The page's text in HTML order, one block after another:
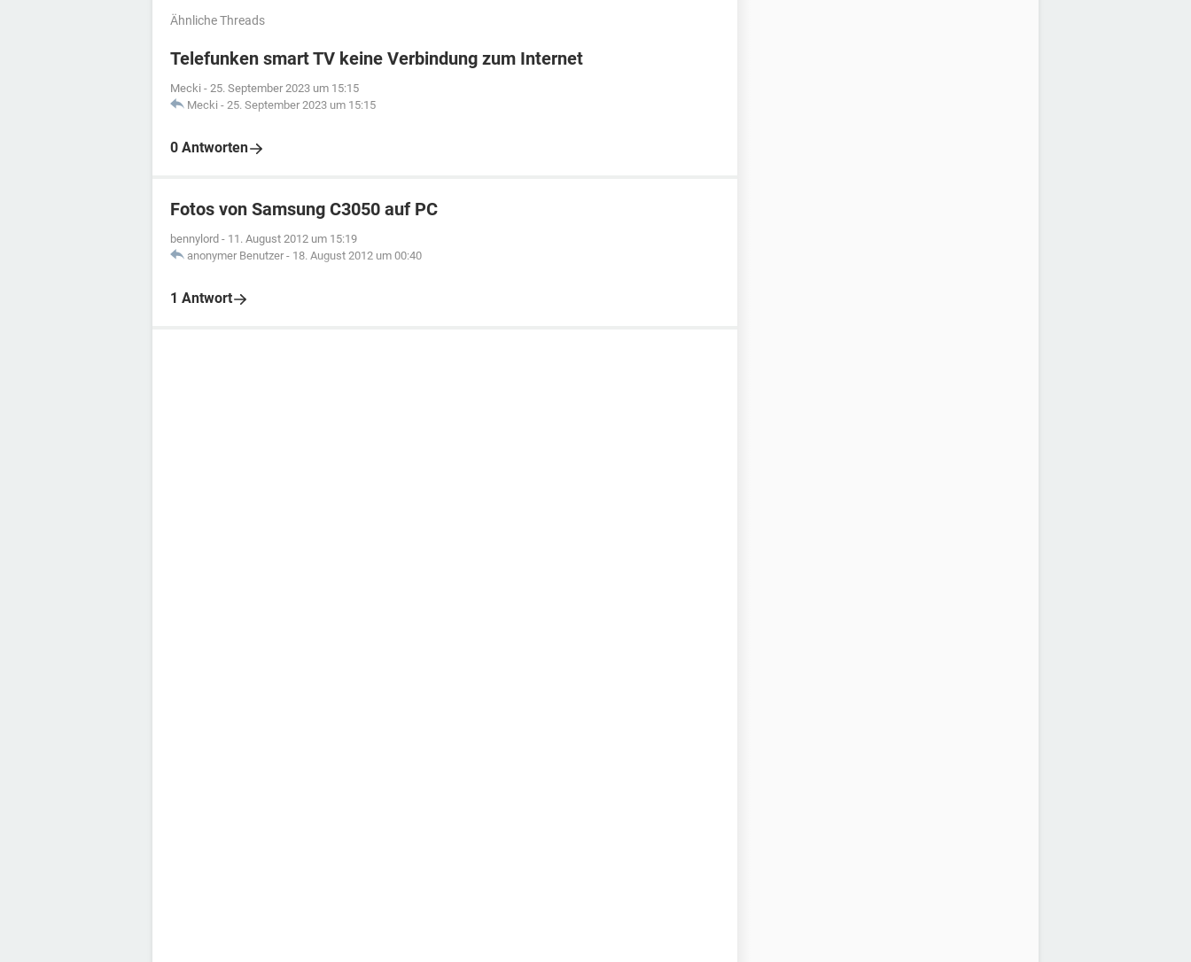
Ähnliche Threads
Telefunken smart TV keine Verbindung zum Internet
Mecki - 25. September 2023 um 15:15
Mecki - 25. September 2023 um 15:15
0 Antworten
Fotos von Samsung C3050 auf PC
bennylord - 11. August 2012 um 15:19
anonymer Benutzer - 18. August 2012 um 00:40
1 Antwort